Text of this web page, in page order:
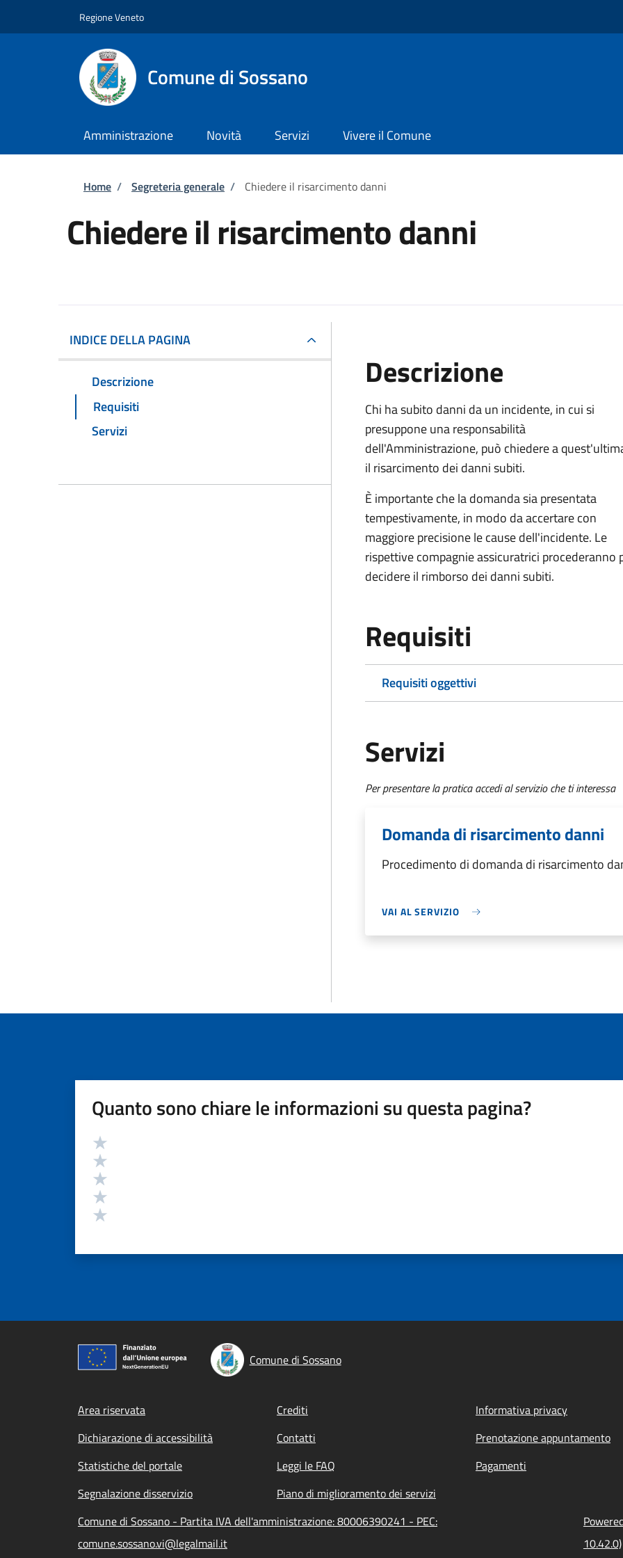
Regione Veneto
Comune di Sossano
Amministrazione Novità Servizi Vivere il Comune
Briciole di pane
Home / Segreteria generale / Chiedere il risarcimento danni
Chiedere il risarcimento danni
INDICE DELLA PAGINA
Descrizione
Requisiti
Servizi
Descrizione
Chi ha subito danni da un incidente, in cui si
presuppone una responsabilità
dell'Amministrazione, può chiedere a
il risarcimento dei danni subiti.
È importante che la domanda sia presentata
tempestivamente, in modo da accertare con
maggiore precisione le cause dell'incidente. Le
rispettive compagnie assicuratrici
decidere il rimborso dei danni subiti.
Requisiti
Requisiti oggettivi
Servizi
Per presentare la pratica accedi al servizio che ti interessa
Domanda di risarcimento danni
Procedimento di domanda di risarcimento
VAI AL SERVIZIO
Quanto sono chiare le informazioni su questa pagina?
Valutazione
Comune di Sossano
Footer menu
Area riservata Crediti
Informativa privacy
Dichiarazione di accessibilità
Contatti
Prenotazione appuntamento
Statistiche del portale
Leggi le FAQ
Pagamenti
Segnalazione disservizio
Piano di miglioramento dei servizi
Comune di Sossano - Partita IVA dell'amministrazione: 80006390241 - PEC:
comune.sossano.vi@legalmail.it
10.42.0)